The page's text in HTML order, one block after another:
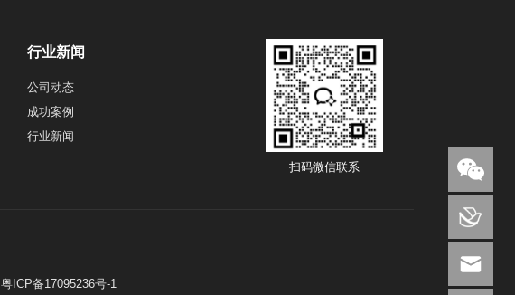
行业新闻
公司动态
成功案例
行业新闻
扫码微信联系
粤ICP备17095236号-1